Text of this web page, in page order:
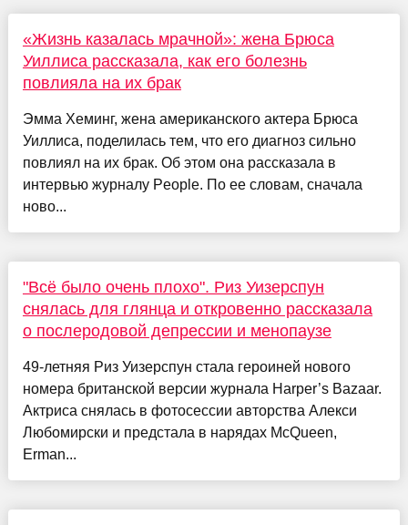
«Жизнь казалась мрачной»: жена Брюса
Уиллиса рассказала, как его болезнь
повлияла на их брак
Эмма Хеминг, жена американского актера Брюса
Уиллиса, поделилась тем, что его диагноз сильно
повлиял на их брак. Об этом она рассказала в
интервью журналу People. По ее словам, сначала
ново...
"Всё было очень плохо". Риз Уизерспун
снялась для глянца и откровенно рассказала
о послеродовой депрессии и менопаузе
49-летняя Риз Уизерспун стала героиней нового
номера британской версии журнала Harper’s Bazaar.
Актриса снялась в фотосессии авторства Алекси
Любомирски и предстала в нарядах McQueen,
Erman...